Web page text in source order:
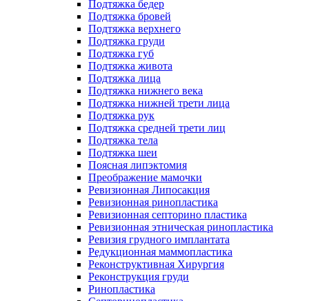
Подтяжка бедер
Подтяжка бровей
Подтяжка верхнего
Подтяжка груди
Подтяжка губ
Подтяжка живота
Подтяжка лица
Подтяжка нижнего века
Подтяжка нижней трети лица
Подтяжка рук
Подтяжка средней трети лиц
Подтяжка тела
Подтяжка шеи
Поясная липэктомия
Преображение мамочки
Ревизионная Липосакция
Ревизионная ринопластика
Ревизионная септорино пластика
Ревизионная этническая ринопластика
Ревизия грудного имплантата
Редукционная маммопластика
Реконструктивная Хирургия
Реконструкция груди
Ринопластика